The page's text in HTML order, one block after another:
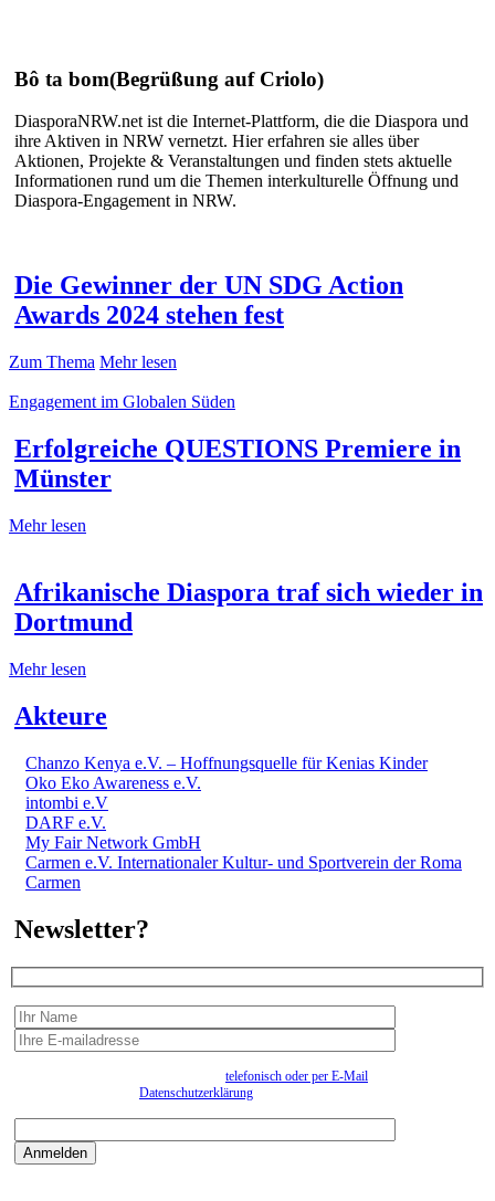
Bô ta bom(Begrüßung auf Criolo)
DiasporaNRW.net ist die Internet-Plattform, die die Diaspora und
ihre Aktiven in NRW vernetzt. Hier erfahren sie alles über
Aktionen, Projekte & Veranstaltungen und finden stets aktuelle
Informationen rund um die Themen interkulturelle Öffnung und
Diaspora-Engagement in NRW.
Die Gewinner der UN SDG Action
Awards 2024 stehen fest
Zum Thema Mehr lesen
Engagement im Globalen Süden
Erfolgreiche QUESTIONS Premiere in
Münster
Mehr lesen
Afrikanische Diaspora traf sich wieder in
Dortmund
Mehr lesen
Akteure
Chanzo Kenya e.V. – Hoffnungsquelle für Kenias Kinder
Oko Eko Awareness e.V.
intombi e.V
DARF e.V.
My Fair Network GmbH
Carmen e.V. Internationaler Kultur- und Sportverein der Roma
Carmen
Newsletter?
telefonisch oder per E-Mail
Datenschutzerklärung